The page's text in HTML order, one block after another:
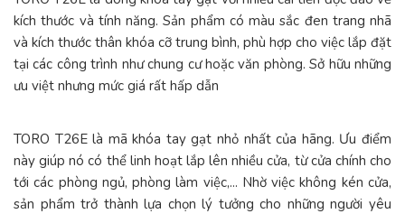
kích thước và tính năng. Sản phẩm có màu sắc đen trang nhã
và kích thước thân khóa cỡ trung bình, phù hợp cho việc lắp đặt
tại các công trình như chung cư hoặc văn phòng. Sở hữu những
ưu việt nhưng mức giá rất hấp dẫn
TORO T26E là mã khóa tay gạt nhỏ nhất của hãng. Ưu điểm
này giúp nó có thể linh hoạt lắp lên nhiều cửa, từ cửa chính cho
tới các phòng ngủ, phòng làm việc,... Nhờ việc không kén cửa,
sản phẩm trở thành lựa chọn lý tưởng cho những người yêu